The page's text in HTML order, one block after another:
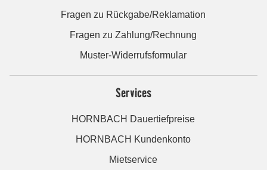
Fragen zu Rückgabe/Reklamation
Fragen zu Zahlung/Rechnung
Muster-Widerrufsformular
Services
HORNBACH Dauertiefpreise
HORNBACH Kundenkonto
Mietservice